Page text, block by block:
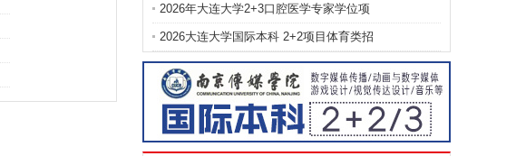
2026年大连大学2+3口腔医学专家学位项
2026大连大学国际本科 2+2项目体育类招